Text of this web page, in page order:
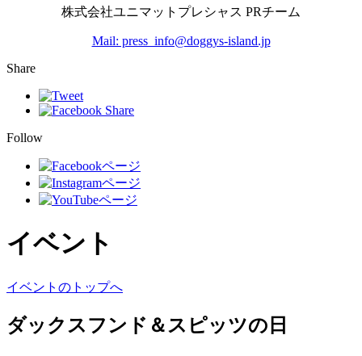
株式会社ユニマットプレシャス PRチーム
Mail: press_info@doggys-island.jp
Share
Follow
イベント
イベントのトップへ
ダックスフンド＆スピッツの日